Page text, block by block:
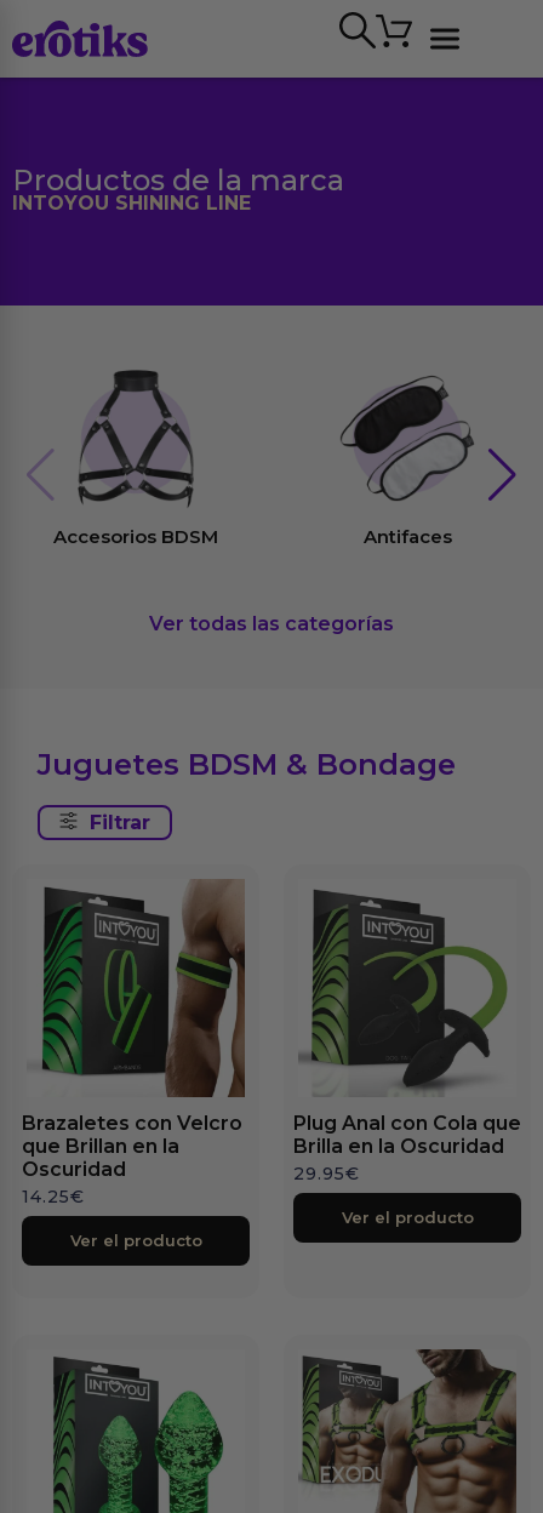
al
contenido
Carrito
Productos de la marca
INTOYOU SHINING LINE
Accesorios BDSM Antifaces
Ver todas las categorías
Juguetes BDSM & Bondage
Filtrar
Brazaletes con Velcro
que Brillan en la
Oscuridad
14.25€
Ver el producto
Plug Anal con Cola que
Brilla en la Oscuridad
29.95€
Ver el producto